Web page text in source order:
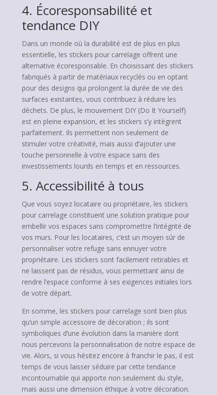
4. Écoresponsabilité et
tendance DIY
Dans un monde où la durabilité est de plus en plus
essentielle, les stickers pour carrelage offrent une
alternative écoresponsable. En choisissant des stickers
fabriqués à partir de matériaux recyclés ou en optant
pour des designs qui prolongent la durée de vie des
surfaces existantes, vous contribuez à réduire les
déchets. De plus, le mouvement DIY (Do It Yourself)
est en pleine expansion, et les stickers s’y intègrent
parfaitement. Ils permettent non seulement de
stimuler votre créativité, mais aussi d’ajouter une
touche personnelle à votre espace sans des
investissements lourds en temps et en ressources.
5. Accessibilité à tous
Que vous soyez locataire ou propriétaire, les stickers
pour carrelage constituent une solution pratique pour
embellir vos espaces sans compromettre l’intégrité de
vos murs. Pour les locataires, c’est un moyen sûr de
personnaliser votre refuge sans ennuyer votre
propriétaire. Les stickers sont facilement retirables et
ne laissent pas de résidus, vous permettant ainsi de
rendre l’espace conforme à ses exigences initiales lors
de votre départ.
En somme, les stickers pour carrelage sont bien plus
qu’un simple accessoire de décoration ; ils sont
symboliques d’une évolution dans la manière dont
nous percevons la personnalisation de notre espace de
vie. Alors, si vous hésitez encore à franchir le pas, il est
temps de vous laisser séduire par cette tendance
incontournable qui apporte non seulement du style,
mais aussi une dimension éthique à votre décoration.